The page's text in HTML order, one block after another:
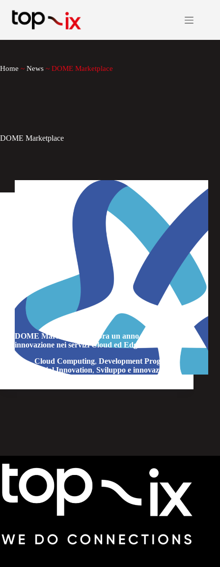
contenuto
Home ~ News ~ DOME Marketplace
DOME Marketplace
DOME Marketplace celebra un anno di
innovazione nei servizi Cloud ed Edge
Cloud Computing, Development Program
Social Innovation, Sviluppo e innovazione